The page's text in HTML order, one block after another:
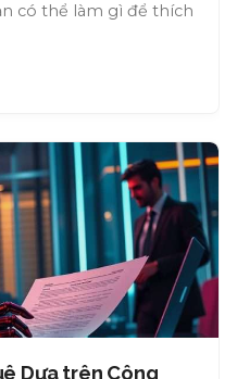
có thể làm gì để thích
Dựa trên Công